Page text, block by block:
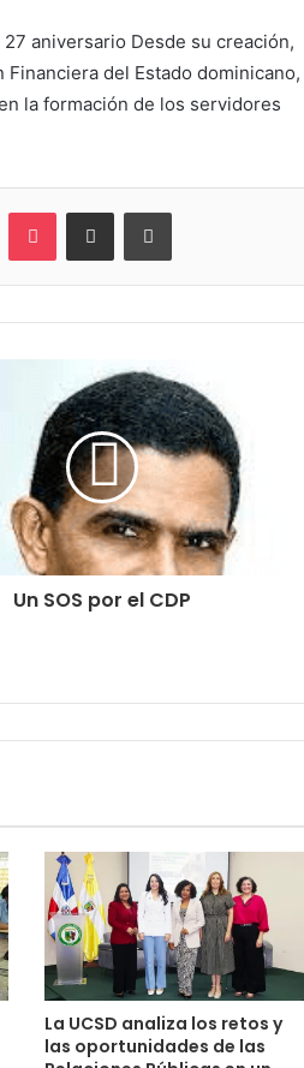
aniversario Desde su creación,
del Estado dominicano,
la formación de los servidores
Pocket Compartir por correo electrónicoImprimir
Un SOS por el CDP
La UCSD analiza los retos y
las oportunidades de las